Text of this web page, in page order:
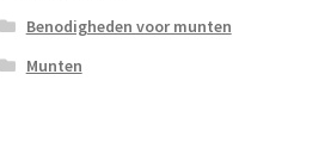
Benodigheden voor munten
Munten